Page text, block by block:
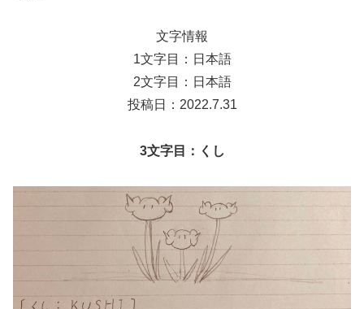
文字情報
1文字目：日本語
2文字目：日本語
投稿日：2022.7.31
3文字目：くし